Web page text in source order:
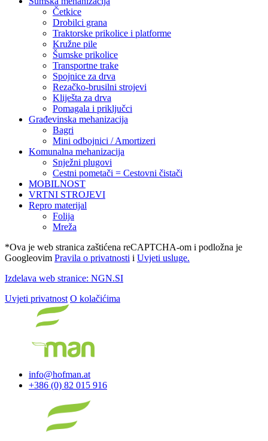
Četkice
Drobilci grana
Traktorske prikolice i platforme
Kružne pile
Šumske prikolice
Transportne trake
Spojnice za drva
Rezačko-brusilni strojevi
Kliješta za drva
Pomagala i priključci
Građevinska mehanizacija
Bagri
Mini odbojnici / Amortizeri
Komunalna mehanizacija
Snježni plugovi
Cestni pometači = Cestovni čistači
MOBILNOST
VRTNI STROJEVI
Repro materijal
Folija
Mreža
*Ova je web stranica zaštićena reCAPTCHA-om i podložna je
Googleovim Pravila o privatnosti i Uvjeti usluge.
Izdelava web stranice: NGN.SI
Uvjeti privatnost O kolačićima
info@hofman.at
+386 (0) 82 015 916